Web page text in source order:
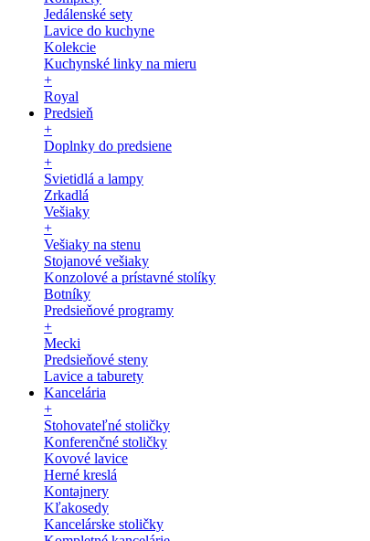
Jedálenské sety
Lavice do kuchyne
Kolekcie
Kuchynské linky na mieru
+
Royal
Predsieň
+
Doplnky do predsiene
+
Svietidlá a lampy
Zrkadlá
Vešiaky
+
Vešiaky na stenu
Stojanové vešiaky
Konzolové a prístavné stolíky
Botníky
Predsieňové programy
+
Mecki
Predsieňové steny
Lavice a taburety
Kancelária
+
Stohovateľné stoličky
Konferenčné stoličky
Kovové lavice
Herné kreslá
Kontajnery
Kľakosedy
Kancelárske stoličky